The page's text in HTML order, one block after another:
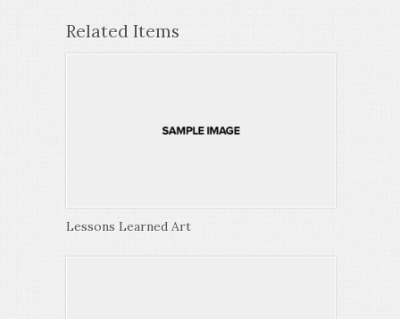
Related Items
Lessons Learned Art